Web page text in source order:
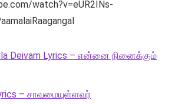
watch?v=eUR2INs-
Deivam Lyrics – என்னை நினைக்கும்
– சாவமையுள்ளவர்